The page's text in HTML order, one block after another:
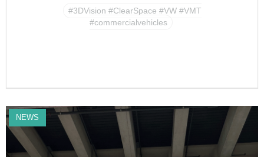
#3DVision #ClearSpace #VW #VMT
#commercialvehicles
NEWS